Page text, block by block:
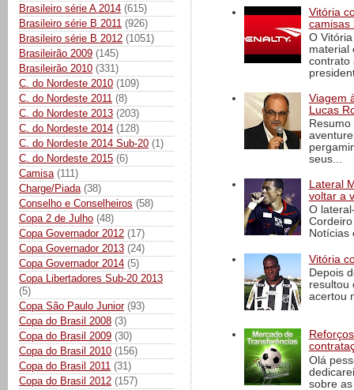
Brasileiro série A 2014 (615)
Brasileiro série B 2011 (926)
Brasileiro série B 2012 (1051)
Brasileirão 2009 (145)
Brasileirão 2010 (331)
C. do Nordeste 2010 (109)
C. do Nordeste 2011 (8)
C. do Nordeste 2013 (203)
C. do Nordeste 2014 (128)
C. do Nordeste 2014 Sub-20 (1)
C. do Nordeste 2015 (6)
Camisa (111)
Charge/Piada (38)
Conselho e Conselheiros (58)
Copa 2 de Julho (48)
Copa Governador 2012 (17)
Copa Governador 2013 (24)
Copa Governador 2014 (5)
Copa Libertadores Sub-20 2013
(5)
Copa São Paulo Junior (93)
Copa do Brasil 2008 (3)
Copa do Brasil 2009 (30)
Copa do Brasil 2010 (156)
Copa do Brasil 2011 (31)
Copa do Brasil 2012 (157)
Vitória
camisas
O
material
contrato
Viagem
Lucas
seus...
Lateral
voltar a
O
Notícias
Vitória
Depois
resultou
acertou
Olá
sobre